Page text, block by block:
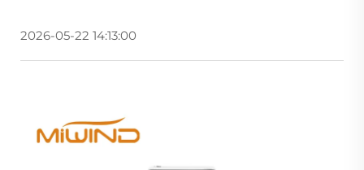
2026-05-22 14:13:00